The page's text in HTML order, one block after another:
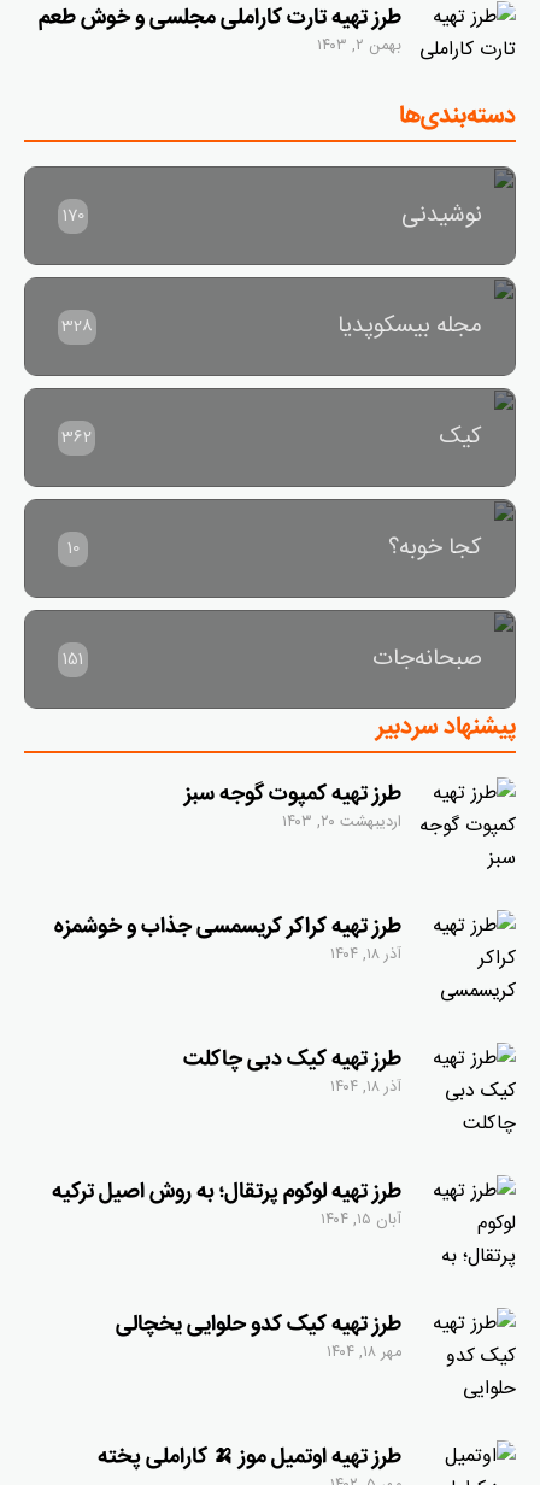
طرز تهیه تارت کاراملی مجلسی و خوش طعم
بهمن ۲, ۱۴۰۳
دسته‌بندی‌ها
نوشیدنی 170
مجله بیسکوپدیا 328
کیک 362
کجا خوبه؟ 10
صبحانه‌جات 151
پیشنهاد سردبیر
طرز تهیه کمپوت گوجه سبز
اردیبهشت ۲۰, ۱۴۰۳
طرز تهیه کراکر کریسمسی جذاب و خوشمزه
آذر ۱۸, ۱۴۰۴
طرز تهیه کیک دبی چاکلت
آذر ۱۸, ۱۴۰۴
طرز تهیه لوکوم پرتقال؛ به روش اصیل ترکیه
آبان ۱۵, ۱۴۰۴
طرز تهیه کیک کدو حلوایی یخچالی
مهر ۱۸, ۱۴۰۴
طرز تهیه اوتمیل موز 🍌 کاراملی پخته